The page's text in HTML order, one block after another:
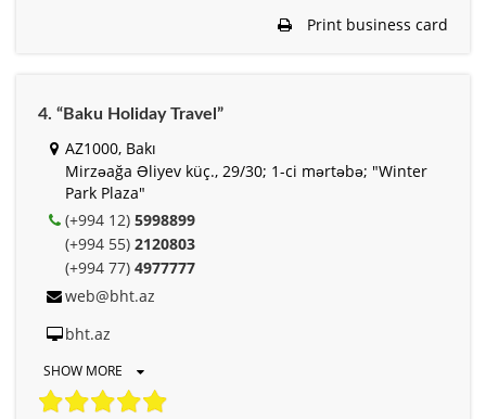
Print business card
4. “Baku Holiday Travel”
AZ1000, Bakı
Mirzəağa Əliyev küç., 29/30; 1-ci mərtəbə; "Winter
Park Plaza"
(+994 12) 5998899
(+994 55) 2120803
(+994 77) 4977777
web@bht.az
bht.az
SHOW MORE